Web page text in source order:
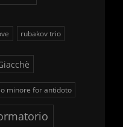
rubakov trio
minore for antidoto